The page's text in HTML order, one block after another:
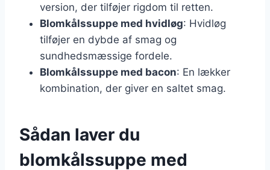
version, der tilføjer rigdom til retten.
Blomkålssuppe med hvidløg: Hvidløg
tilføjer en dybde af smag og
sundhedsmæssige fordele.
Blomkålssuppe med bacon: En lækker
kombination, der giver en saltet smag.
Sådan laver du
blomkålssuppe med